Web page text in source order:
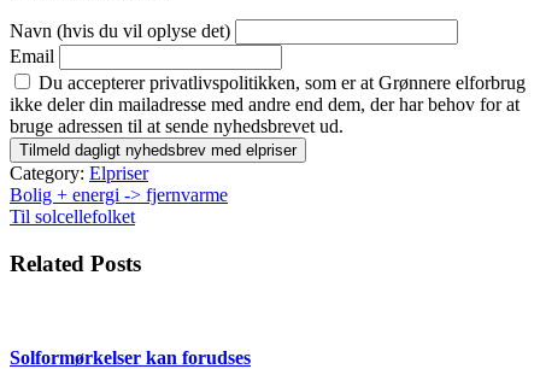
Navn (hvis du vil oplyse det)
Email
Du accepterer privatlivspolitikken, som er at Grønnere elforbrug
ikke deler din mailadresse med andre end dem, der har behov for at
bruge adressen til at sende nyhedsbrevet ud.
Category: Elpriser
Indlægsnavigation
Bolig + energi -> fjernvarme
Til solcellefolket
Related Posts
Solformørkelser kan forudses